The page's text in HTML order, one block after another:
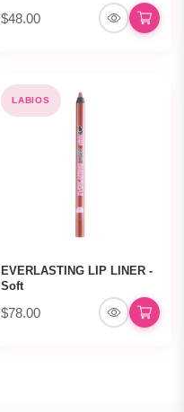
$48.00
LABIOS
EVERLASTING LIP LINER -
Soft
$78.00